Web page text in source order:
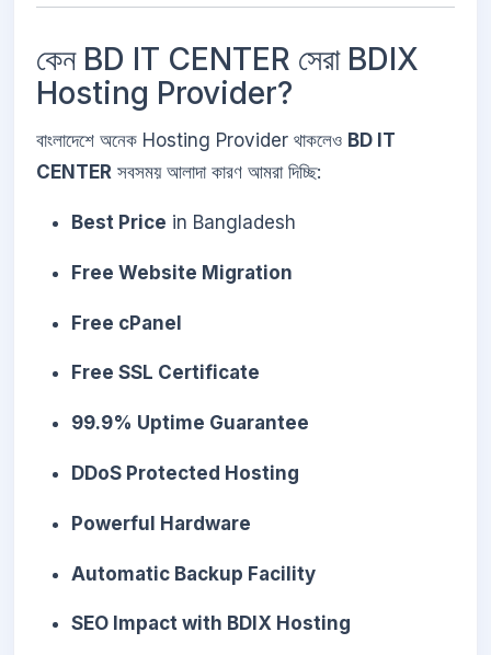
কেন BD IT CENTER সেরা BDIX
Hosting Provider?
বাংলাদেশে অনেক Hosting Provider থাকলেও BD IT
CENTER সবসময় আলাদা কারণ আমরা দিচ্ছি:
Best Price in Bangladesh
Free Website Migration
Free cPanel
Free SSL Certificate
99.9% Uptime Guarantee
DDoS Protected Hosting
Powerful Hardware
Automatic Backup Facility
SEO Impact with BDIX Hosting